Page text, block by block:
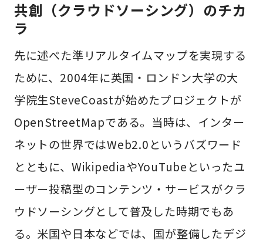
共創（クラウドソーシング）のチカ
ラ
先に述べた準リアルタイムマップを実現する
ために、2004年に英国・ロンドン大学の大
学院生SteveCoastが始めたプロジェクトが
OpenStreetMapである。当時は、インター
ネットの世界ではWeb2.0というバズワード
とともに、WikipediaやYouTubeといったユ
ーザー投稿型のコンテンツ・サービスがクラ
ウドソーシングとして普及した時期でもあ
る。米国や日本などでは、国が整備したデジ